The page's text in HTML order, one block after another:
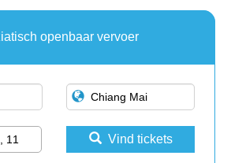
openbaar vervoer
11 Vind tickets